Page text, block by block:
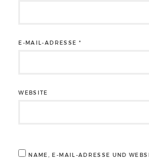
E-MAIL-ADRESSE *
WEBSITE
NAME, E-MAIL-ADRESSE UND